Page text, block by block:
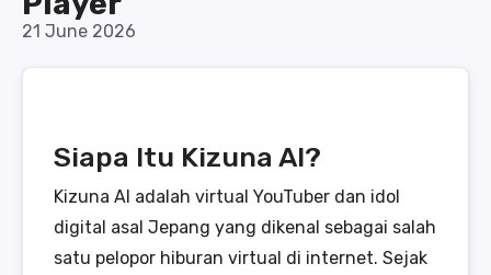
21 June 2026
Siapa Itu Kizuna AI?
Kizuna AI adalah virtual YouTuber dan idol
digital asal Jepang yang dikenal sebagai salah
satu pelopor hiburan virtual di internet. Sejak